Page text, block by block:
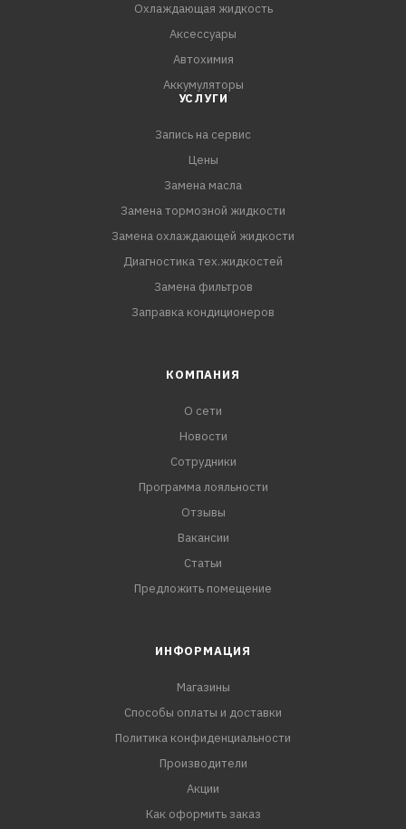
Охлаждающая жидкость
Аксессуары
Автохимия
Аккумуляторы
УСЛУГИ
Запись на сервис
Цены
Замена масла
Замена тормозной жидкости
Замена охлаждающей жидкости
Диагностика тех.жидкостей
Замена фильтров
Заправка кондиционеров
КОМПАНИЯ
О сети
Новости
Сотрудники
Программа лояльности
Отзывы
Вакансии
Статьи
Предложить помещение
ИНФОРМАЦИЯ
Магазины
Способы оплаты и доставки
Политика конфиденциальности
Производители
Акции
Как оформить заказ